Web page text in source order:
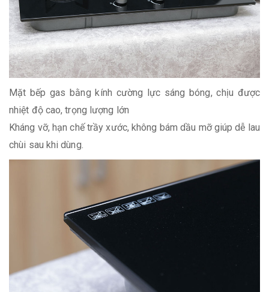
Mặt bếp gas bằng kính cường lực sáng bóng, chịu được
nhiệt độ cao, trọng lượng lớn
Kháng vỡ, hạn chế trầy xước, không bám dầu mỡ giúp dễ lau
chùi sau khi dùng.